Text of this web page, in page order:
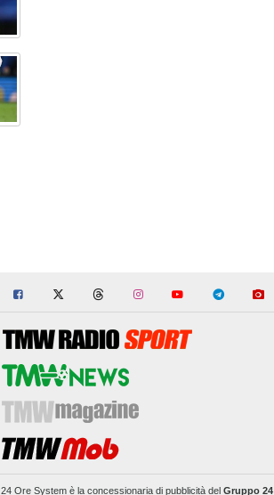
24 Ore Systemè la concessionaria di pubblicità del Gruppo 24